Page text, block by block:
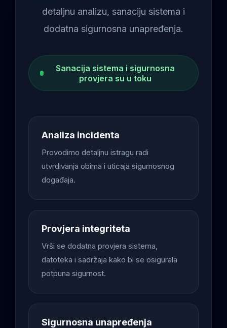
detaljnu analizu, sanaciju sistema i
dodatna sigurnosna unapređenja.
Sanacija sistema i sigurnosna
provjera su u toku
Analiza incidenta
Provodimo detaljnu istragu radi
utvrđivanja obima i uticaja sigurnosnog
događaja.
Provjera integriteta
Vrši se dodatna provjera sistema,
datoteka i sadržaja kako bi se osigurala
potpuna sigurnost.
Sigurnosna unapređenja